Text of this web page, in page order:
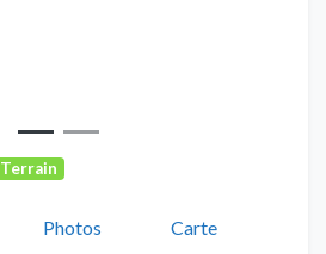
Terrain
Photos Carte